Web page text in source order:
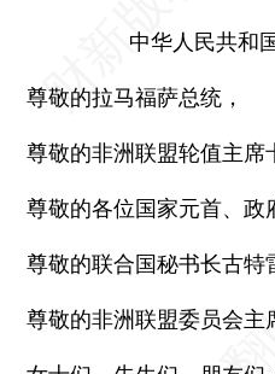
中华人民共和
尊敬的拉马福萨总统，
尊敬的非洲联盟轮值主席
尊敬的各位国家元首、政
尊敬的联合国秘书长古特
尊敬的非洲联盟委员会主